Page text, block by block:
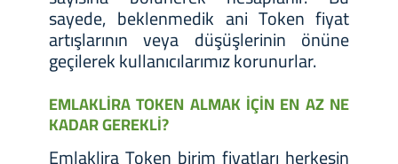
sayede, beklenmedik ani Token fiyat
artışlarının veya düşüşlerinin önüne
geçilerek kullanıcılarımız korunurlar.
EMLAKLİRA TOKEN ALMAK İÇİN EN AZ NE
KADAR GEREKLİ?